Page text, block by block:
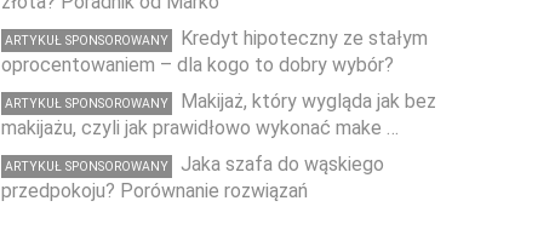
ARTYKUŁ SPONSOROWANY
Kredyt hipoteczny ze stałym
oprocentowaniem – dla kogo to dobry wybór?
ARTYKUŁ SPONSOROWANY
Makijaż, który wygląda jak bez
makijażu, czyli jak prawidłowo wykonać make …
ARTYKUŁ SPONSOROWANY
Jaka szafa do wąskiego
przedpokoju? Porównanie rozwiązań